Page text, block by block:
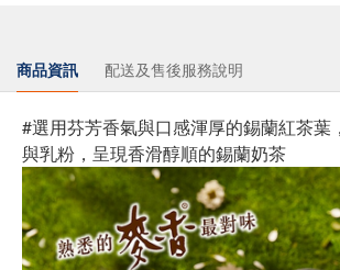
商品資訊 配送及售後服務說明
#選用芬芳香氣與口感渾厚的錫蘭紅茶葉
與乳粉，呈現香滑醇順的錫蘭奶茶